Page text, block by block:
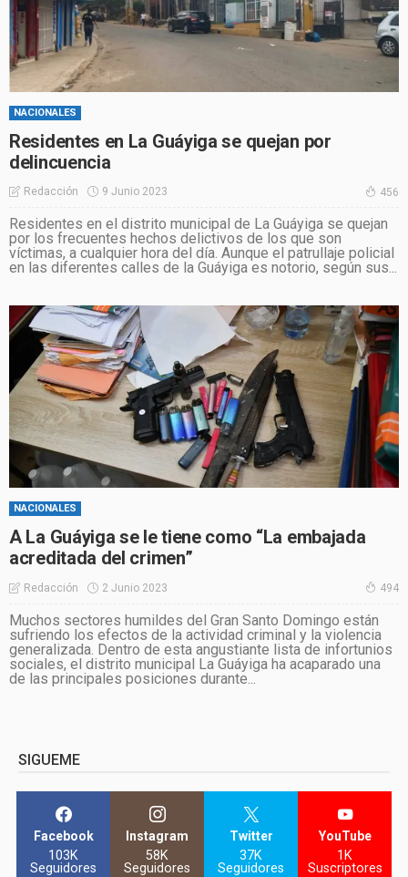
NACIONALES
Residentes en La Guáyiga se quejan por
delincuencia
Redacción 9 Junio 2023 456
Residentes en el distrito municipal de La Guáyiga se quejan
por los frecuentes hechos delictivos de los que son
víctimas, a cualquier hora del día. Aunque el patrullaje policial
en las diferentes calles de la Guáyiga es notorio, según sus...
NACIONALES
A La Guáyiga se le tiene como “La embajada
acreditada del crimen”
Redacción 2 Junio 2023 494
Muchos sectores humildes del Gran Santo Domingo están
sufriendo los efectos de la actividad criminal y la violencia
generalizada. Dentro de esta angustiante lista de infortunios
sociales, el distrito municipal La Guáyiga ha acaparado una
de las principales posiciones durante...
SIGUEME
Facebook
103K
Seguidores
Instagram
58K
Seguidores
Twitter
37K
Seguidores
YouTube
1K
Suscriptores